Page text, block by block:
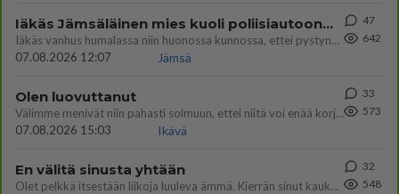
Iäkäs Jämsäläinen mies kuoli poliisiautoon matkalla Jyväskylän putkaan
Iäkäs vanhus humalassa niin huonossa kunnossa, ettei pystynyt huolehtimaan itsestään niin ainoa apu sillä hetkellä oli
07.08.2026 12:07
Jämsä
47
642
Olen luovuttanut
Välimme menivät niin pahasti solmuun, ettei niitä voi enää korjata. On aika jatkaa elämässä eteenpäin. Toivon sulle kaik
07.08.2026 15:03
Ikävä
33
573
En välitä sinusta yhtään
Olet pelkkä itsestään liikoja luuleva ämmä. Kierrän sinut kaukaa nyt ja aina. Olit mulle pelkkä lelu vaan.
32
548